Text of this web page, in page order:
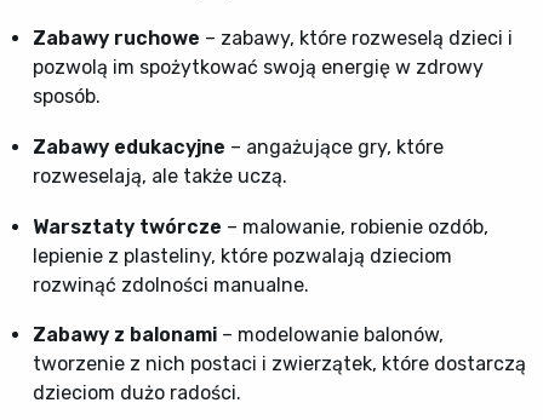
Zabawy ruchowe – zabawy, które rozweselą dzieci i
pozwolą im spożytkować swoją energię w zdrowy
sposób.
Zabawy edukacyjne – angażujące gry, które
rozweselają, ale także uczą.
Warsztaty twórcze – malowanie, robienie ozdób,
lepienie z plasteliny, które pozwalają dzieciom
rozwinąć zdolności manualne.
Zabawy z balonami – modelowanie balonów,
tworzenie z nich postaci i zwierzątek, które dostarczą
dzieciom dużo radości.